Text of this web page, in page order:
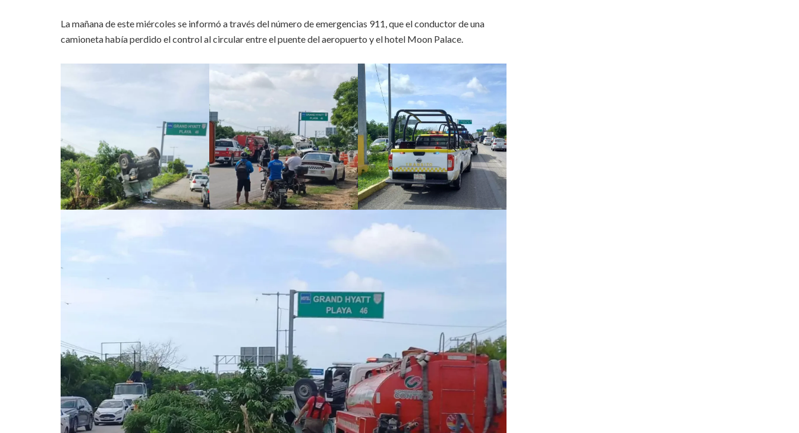
La mañana de este miércoles se informó a través del número de emergencias 911, que el conductor de una
camioneta había perdido el control al circular entre el puente del aeropuerto y el hotel Moon Palace.